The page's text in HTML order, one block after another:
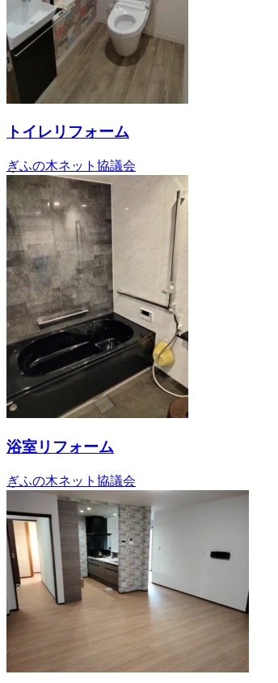
トイレリフォーム
ぎふの木ネット協議会
浴室リフォーム
ぎふの木ネット協議会